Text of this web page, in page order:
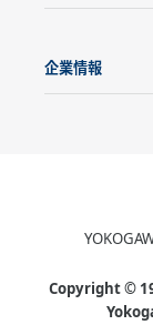
企業情報
Copyright ©